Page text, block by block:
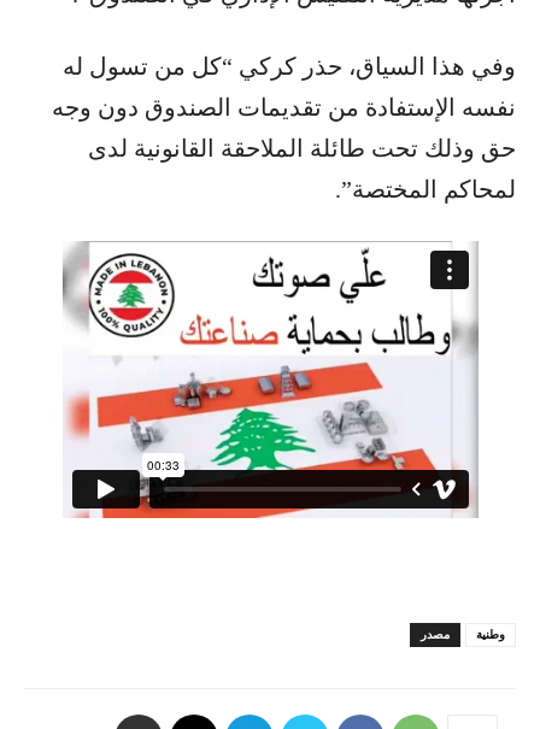
وفي هذا السياق، حذر كركي “كل من تسول له
نفسه الإستفادة من تقديمات الصندوق دون وجه
حق وذلك تحت طائلة الملاحقة القانونية لدى
لمحاكم المختصة”.
مصدر وطنية